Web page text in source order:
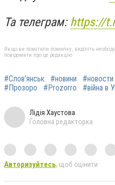
Та телеграм:https://
Якщо ви помітили помилку, виділіть
повідомити про це редакцію
#Слов’янськ #новини
#Прозоро
#Prozorro #війна в
Лідія Хаустова
Головна редакторка
Авторизуйтесь, щоб оцінити